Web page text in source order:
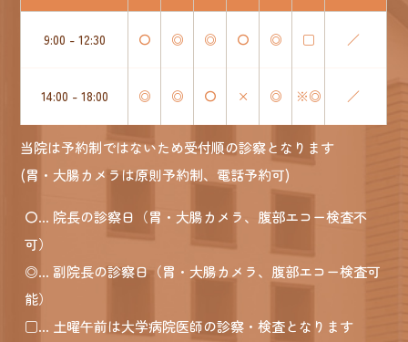
9:00 - 12:30 〇 ◎ ◎ 〇 ◎ □ ／
14:00 - 18:00 ◎ ◎ 〇 × ◎ ※◎ ／
当院は予約制ではないため受付順の診察となります
(胃・大腸カメラは原則予約制、電話予約可)
〇... 院長の診察日（胃・大腸カメラ、腹部エコー検査不
可）
◎... 副院長の診察日（胃・大腸カメラ、腹部エコー検査可
能）
□... 土曜午前は大学病院医師の診察・検査となります